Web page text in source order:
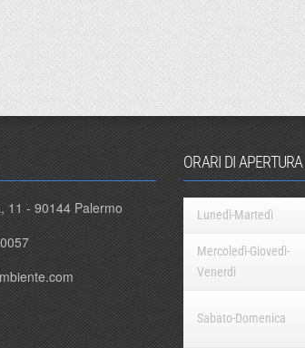
11 - 90144 Palermo
ORARI DI APERTURA
Lunedì-Martedì
Mercoledì-Giovedì-
Venerdì
Sabato-Domenica